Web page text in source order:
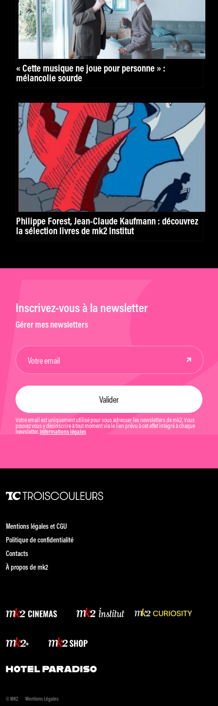
« Cette musique ne joue pour personne » :
mélancolie sourde
Philippe Forest, Jean-Claude Kaufmann : découvrez
la sélection livres de mk2 Institut
Inscrivez-vous à la newsletter
Gérer mes newsletters
Votre email est uniquement utilisé pour vous adresser les newsletters de mk2. Vous
pouvez vous y désinscrire à tout moment via le lien prévu à cet effet intégré à chaque
newsletter. Informations légales
Mentions légales et CGU
Politique de confidentialité
Contacts
À propos de mk2
© MK2 Mentions Légales